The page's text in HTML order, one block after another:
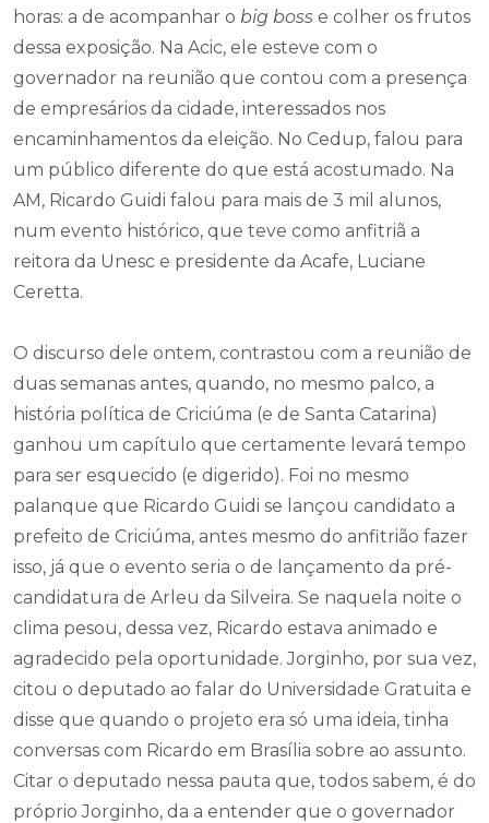
horas: a de acompanhar o big boss e colher os frutos
dessa exposição. Na Acic, ele esteve com o
governador na reunião que contou com a presença
de empresários da cidade, interessados nos
encaminhamentos da eleição. No Cedup, falou para
um público diferente do que está acostumado. Na
AM, Ricardo Guidi falou para mais de 3 mil alunos,
num evento histórico, que teve como anfitriã a
reitora da Unesc e presidente da Acafe, Luciane
Ceretta.
O discurso dele ontem, contrastou com a reunião de
duas semanas antes, quando, no mesmo palco, a
história política de Criciúma (e de Santa Catarina)
ganhou um capítulo que certamente levará tempo
para ser esquecido (e digerido). Foi no mesmo
palanque que Ricardo Guidi se lançou candidato a
prefeito de Criciúma, antes mesmo do anfitrião fazer
isso, já que o evento seria o de lançamento da pré-
candidatura de Arleu da Silveira. Se naquela noite o
clima pesou, dessa vez, Ricardo estava animado e
agradecido pela oportunidade. Jorginho, por sua vez,
citou o deputado ao falar do Universidade Gratuita e
disse que quando o projeto era só uma ideia, tinha
conversas com Ricardo em Brasília sobre ao assunto.
Citar o deputado nessa pauta que, todos sabem, é do
próprio Jorginho, da a entender que o governador